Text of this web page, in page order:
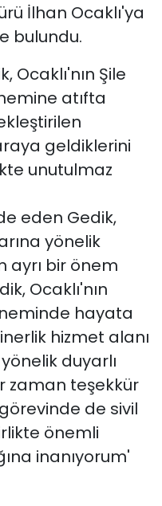
İlhan Ocaklı'ya
bulundu.
Ocaklı'nın Şile
atıfta
geldiklerini
unutulmaz
eden Gedik,
yönelik
ayrı bir önem
Ocaklı'nın
hayata
hizmet alanı
duyarlı
zaman teşekkür
de sivil
önemli
inanıyorum'